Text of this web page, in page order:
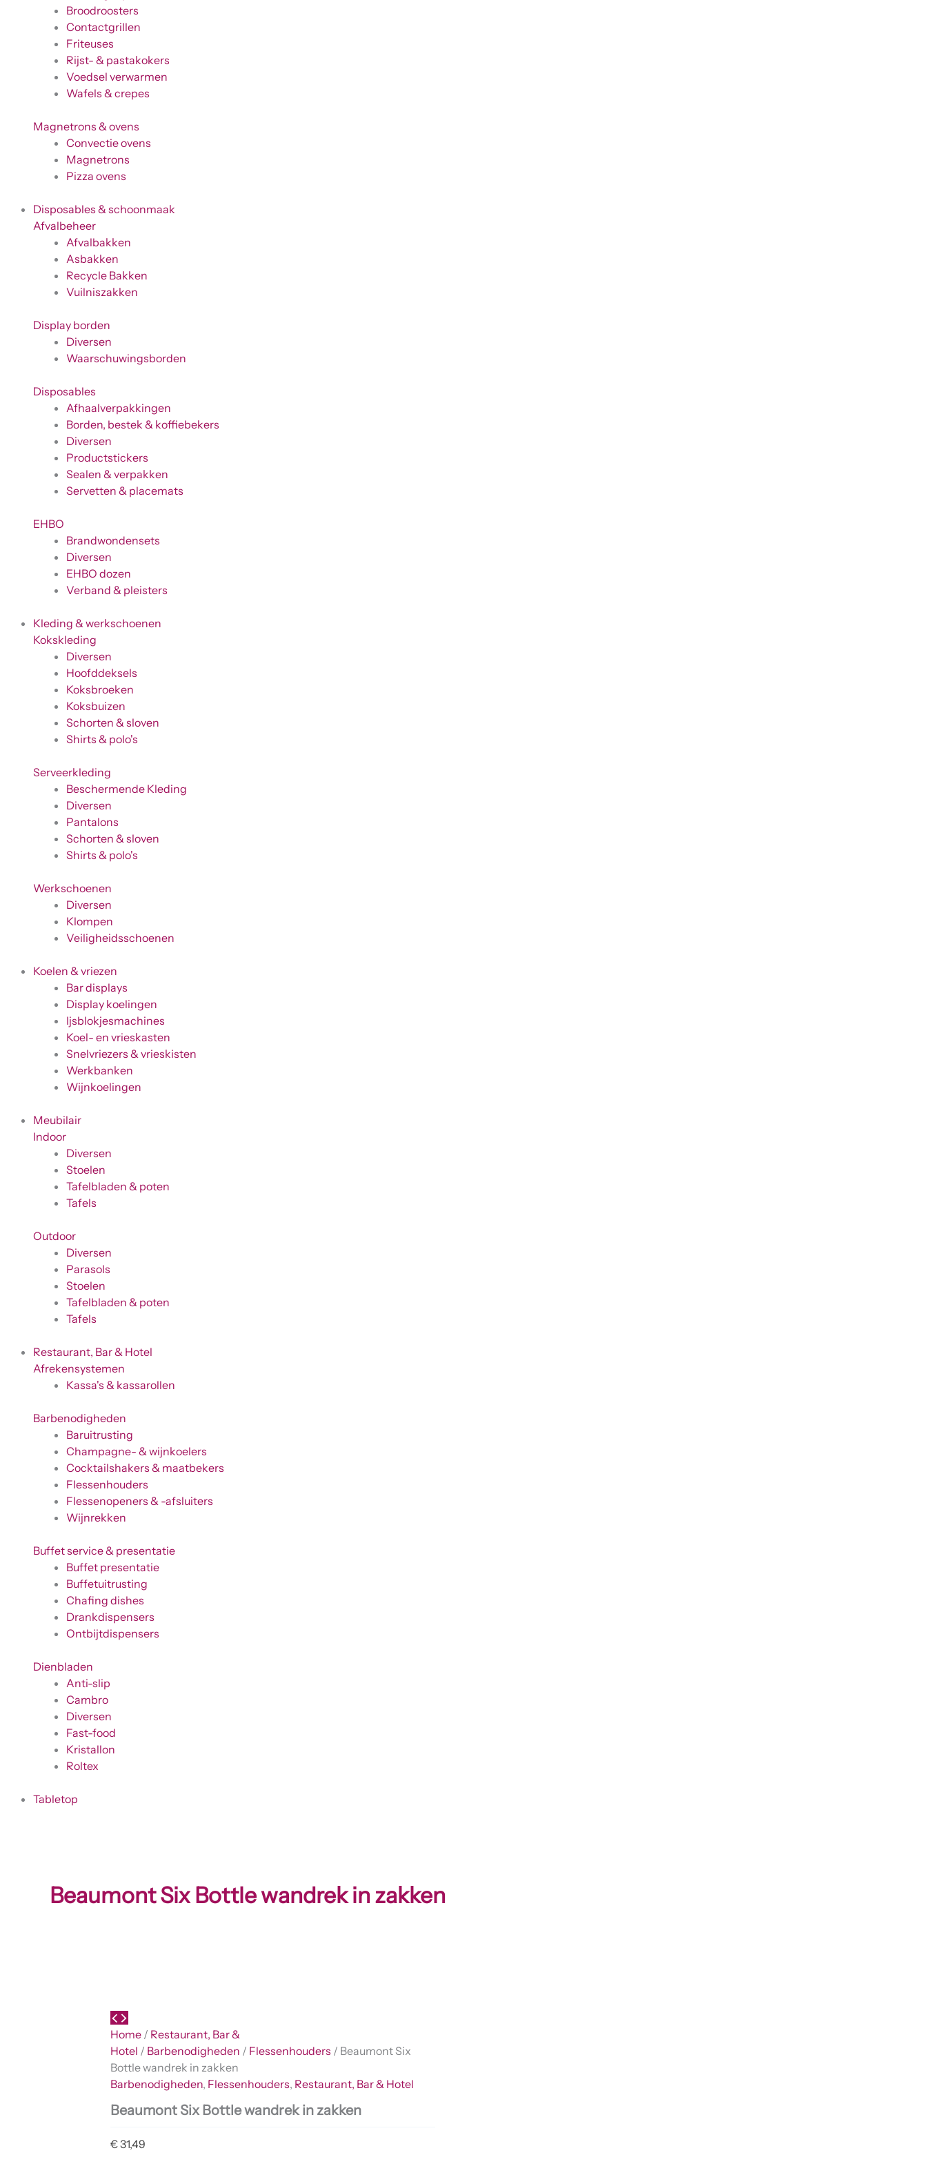
Broodroosters
Contactgrillen
Friteuses
Rijst- & pastakokers
Voedsel verwarmen
Wafels & crepes
Magnetrons & ovens
Convectie ovens
Magnetrons
Pizza ovens
Disposables & schoonmaak
Afvalbeheer
Afvalbakken
Asbakken
Recycle Bakken
Vuilniszakken
Display borden
Diversen
Waarschuwingsborden
Disposables
Afhaalverpakkingen
Borden, bestek & koffiebekers
Diversen
Productstickers
Sealen & verpakken
Servetten & placemats
EHBO
Brandwondensets
Diversen
EHBO dozen
Verband & pleisters
Kleding & werkschoenen
Kokskleding
Diversen
Hoofddeksels
Koksbroeken
Koksbuizen
Schorten & sloven
Shirts & polo's
Serveerkleding
Beschermende Kleding
Diversen
Pantalons
Schorten & sloven
Shirts & polo's
Werkschoenen
Diversen
Klompen
Veiligheidsschoenen
Koelen & vriezen
Bar displays
Display koelingen
Ijsblokjesmachines
Koel- en vrieskasten
Snelvriezers & vrieskisten
Werkbanken
Wijnkoelingen
Meubilair
Indoor
Diversen
Stoelen
Tafelbladen & poten
Tafels
Outdoor
Diversen
Parasols
Stoelen
Tafelbladen & poten
Tafels
Restaurant, Bar & Hotel
Afrekensystemen
Kassa's & kassarollen
Barbenodigheden
Baruitrusting
Champagne- & wijnkoelers
Cocktailshakers & maatbekers
Flessenhouders
Flessenopeners & -afsluiters
Wijnrekken
Buffet service & presentatie
Buffet presentatie
Buffetuitrusting
Chafing dishes
Drankdispensers
Ontbijtdispensers
Dienbladen
Anti-slip
Cambro
Diversen
Fast-food
Kristallon
Roltex
Tabletop
Beaumont Six Bottle wandrek in zakken
Home / Restaurant, Bar &
Hotel / Barbenodigheden / Flessenhouders / Beaumont Six
Bottle wandrek in zakken
Barbenodigheden, Flessenhouders, Restaurant, Bar & Hotel
Beaumont Six Bottle wandrek in zakken
€31,49